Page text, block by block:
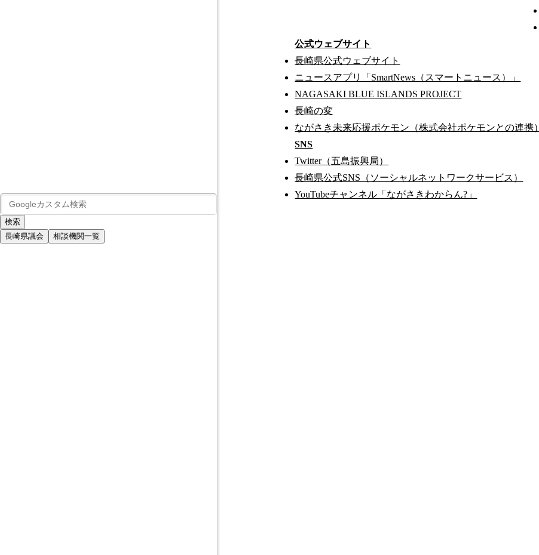
長崎県議会 相談機関一覧
公式ウェブサイト
長崎県公式ウェブサイト
ニュースアプリ「SmartNews（スマートニュース）」
NAGASAKI BLUE ISLANDS PROJECT
長崎の変
ながさき未来応援ポケモン（株式会社ポケモンとの連携）
SNS
Twitter（五島振興局）
長崎県公式SNS（ソーシャルネットワークサービス）
YouTubeチャンネル「ながさきわからん?」